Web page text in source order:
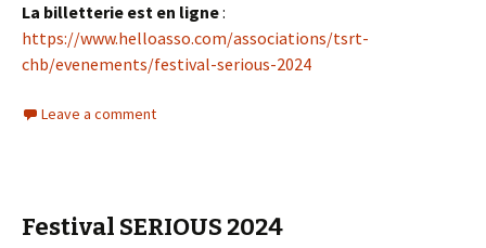
La billetterie est en ligne:
https://www.helloasso.com/associations/tsrt-
chb/evenements/festival-serious-2024
Leave a comment
Festival SERIOUS 2024